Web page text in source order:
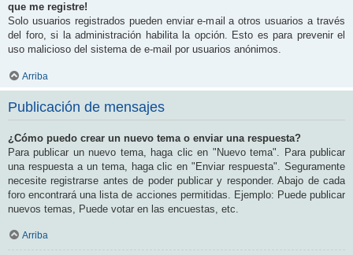
que me registre!
Solo usuarios registrados pueden enviar e-mail a otros usuarios a través
del foro, si la administración habilita la opción. Esto es para prevenir el
uso malicioso del sistema de e-mail por usuarios anónimos.
Arriba
Publicación de mensajes
¿Cómo puedo crear un nuevo tema o enviar una respuesta?
Para publicar un nuevo tema, haga clic en "Nuevo tema". Para publicar
una respuesta a un tema, haga clic en "Enviar respuesta". Seguramente
necesite registrarse antes de poder publicar y responder. Abajo de cada
foro encontrará una lista de acciones permitidas. Ejemplo: Puede publicar
nuevos temas, Puede votar en las encuestas, etc.
Arriba